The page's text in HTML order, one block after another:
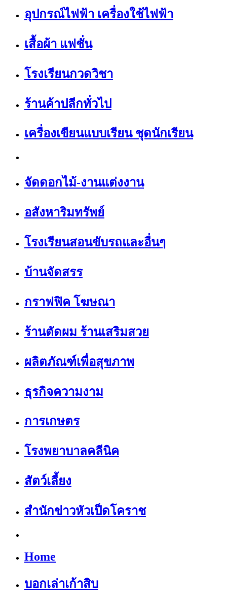
อุปกรณ์ไฟฟ้า เครื่องใช้ไฟฟ้า
เสื้อผ้า แฟชั่น
โรงเรียนกวดวิชา
ร้านค้าปลีกทั่วไป
เครื่องเขียนแบบเรียน ชุดนักเรียน
จัดดอกไม้-งานแต่งงาน
อสังหาริมทรัพย์
โรงเรียนสอนขับรถและอื่นๆ
บ้านจัดสรร
กราฟฟิค โฆษณา
ร้านตัดผม ร้านเสริมสวย
ผลิตภัณฑ์เพื่อสุขภาพ
ธุรกิจความงาม
การเกษตร
โรงพยาบาลคลีนิค
สัตว์เลี้ยง
สำนักข่าวหัวเป็ดโคราช
Home
บอกเล่าเก้าสิบ